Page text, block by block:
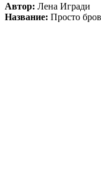
Автор: Лена Игради
Название: Просто